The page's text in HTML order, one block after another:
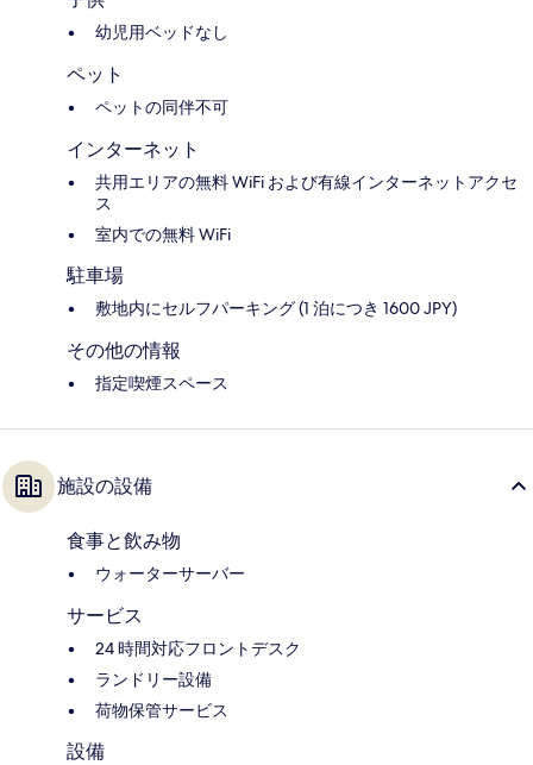
幼児用ベッドなし
ペット
ペットの同伴不可
インターネット
共用エリアの無料 WiFi および有線インターネットアクセ
ス
室内での無料 WiFi
駐車場
敷地内にセルフパーキング (1 泊につき 1600 JPY)
その他の情報
指定喫煙スペース
施設の設備
食事と飲み物
ウォーターサーバー
サービス
24 時間対応フロントデスク
ランドリー設備
荷物保管サービス
設備